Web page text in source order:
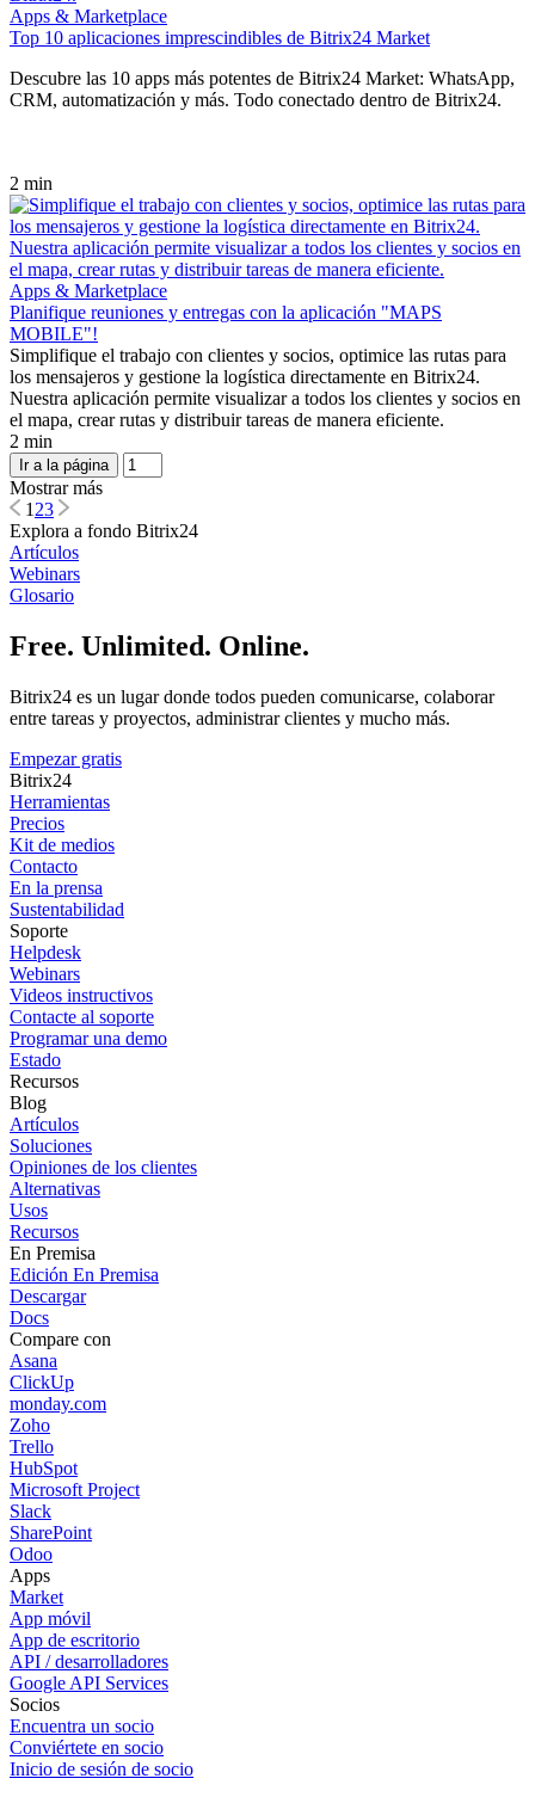
Apps & Marketplace
Top 10 aplicaciones imprescindibles de Bitrix24 Market
Descubre las 10 apps más potentes de Bitrix24 Market: WhatsApp,
CRM, automatización y más. Todo conectado dentro de Bitrix24.
2 min
Apps & Marketplace
Planifique reuniones y entregas con la aplicación "MAPS
MOBILE"!
Simplifique el trabajo con clientes y socios, optimice las rutas para
los mensajeros y gestione la logística directamente en Bitrix24.
Nuestra aplicación permite visualizar a todos los clientes y socios en
el mapa, crear rutas y distribuir tareas de manera eficiente.
2 min
Ir a la página
Mostrar más
1 23
Explora a fondo Bitrix24
Artículos
Webinars
Glosario
Free. Unlimited. Online.
Bitrix24 es un lugar donde todos pueden comunicarse, colaborar
entre tareas y proyectos, administrar clientes y mucho más.
Empezar gratis
Bitrix24
Herramientas
Precios
Kit de medios
Contacto
En la prensa
Sustentabilidad
Soporte
Helpdesk
Webinars
Videos instructivos
Contacte al soporte
Programar una demo
Estado
Recursos
Blog
Artículos
Soluciones
Opiniones de los clientes
Alternativas
Usos
Recursos
En Premisa
Edición En Premisa
Descargar
Docs
Compare con
Asana
ClickUp
monday.com
Zoho
Trello
HubSpot
Microsoft Project
Slack
SharePoint
Odoo
Apps
Market
App móvil
App de escritorio
API / desarrolladores
Google API Services
Socios
Encuentra un socio
Conviértete en socio
Inicio de sesión de socio